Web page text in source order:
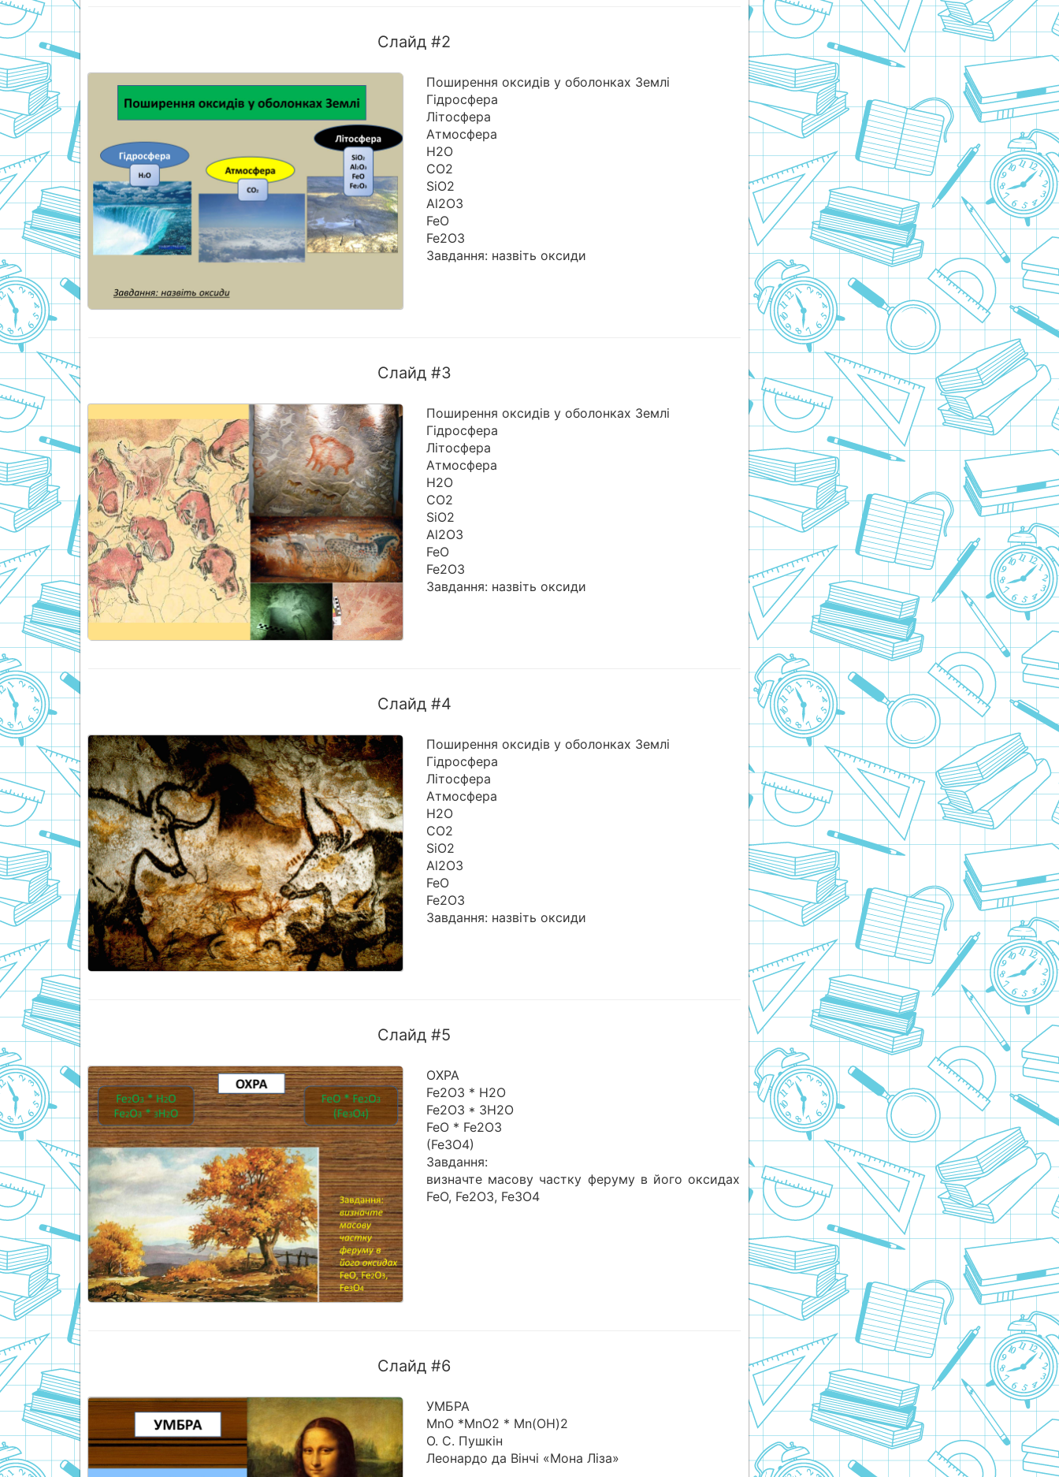
Слайд #2
Поширення оксидів у оболонках Землі
Гідросфера
Літосфера
Атмосфера
Н2О
СО2
SіO2
Al2O3
FeO
Fe2O3
Завдання: назвіть оксиди
Слайд #3
Поширення оксидів у оболонках Землі
Гідросфера
Літосфера
Атмосфера
Н2О
СО2
SіO2
Al2O3
FeO
Fe2O3
Завдання: назвіть оксиди
Слайд #4
Поширення оксидів у оболонках Землі
Гідросфера
Літосфера
Атмосфера
Н2О
СО2
SіO2
Al2O3
FeO
Fe2O3
Завдання: назвіть оксиди
Слайд #5
ОХРА
Fe2O3 * H2O
Fe2O3 * 3H2O
FeO * Fe2O3
(Fe3O4)
Завдання:
визначте масову частку феруму в його оксидах
FeO, Fe2O3, Fe3O4
Слайд #6
УМБРА
MnO *MnO2 * Mn(OH)2
О. С. Пушкін
Леонардо да Вінчі «Мона Ліза»